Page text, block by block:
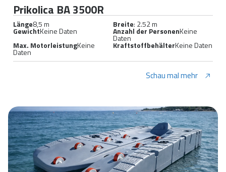
Prikolica BA 3500R
Länge8,5 m Breite: 2.52 m
GewichtKeine Daten Anzahl der PersonenKeine
Daten
Max. MotorleistungKeine
Daten
KraftstoffbehälterKeine Daten
Schau mal mehr